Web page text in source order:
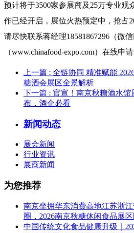
预计将于3500家参展商及25万专业观
作已经开启，展位火热预定中，抢占
请尽快联系蒋经理18581867296（微
（www.chinafood-expo.com）在线申请
上一篇 : 全链协同 精准赋能
糖酒会展区全景解析
下一篇 : 官宣！南京秋糖酒水
布，酒企必看
新闻动态
展会新闻
行业资讯
展商新闻
为您推荐
南京坐拥华东消费高地江苏浙
圈，2026南京秋糖休闲食品展
中国传统文化食品健康升级｜